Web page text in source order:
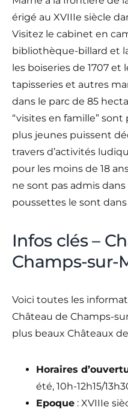
érigé au XVIIIe siècle
Visitez le cabinet en
bibliothèque-billard et
les boiseries de 1707 et
tapisseries et autres
dans le parc de 85
“visites en famille”
plus jeunes puissent
travers d’activités
pour les moins de 18
ne sont pas admis
poussettes le sont dans
Infos clés –
Champs-sur-
Voici toutes les
Château de Champs-
plus beaux Châteaux
Horaires
été, 10h-12h15/
Epoque : XVIIIe